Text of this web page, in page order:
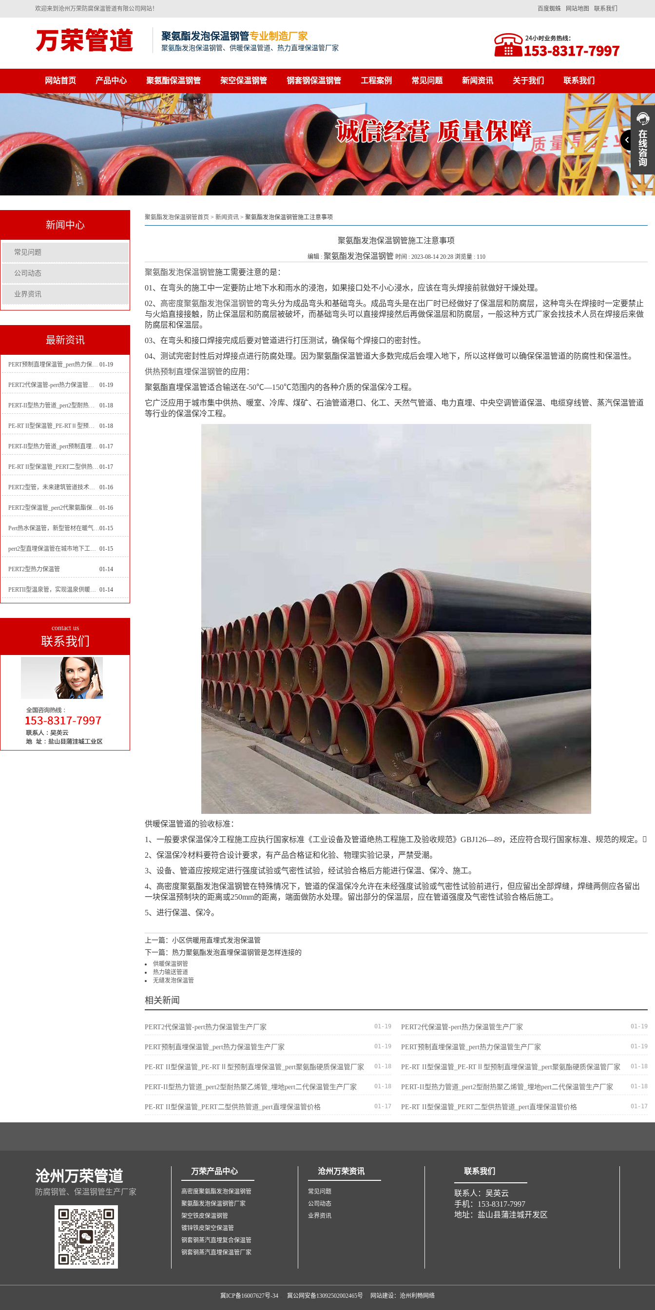
欢迎来到沧州万荣防腐保温管道有限公司网站！ 联系我们
网站地图
百度蜘蛛
聚氨酯发泡保温钢管专业制造厂家
聚氨酯发泡保温钢管、供暖保温管道、热力直埋保温管厂家
网站首页 产品中心 聚氨酯保温钢管 架空保温钢管 钢套钢保温钢管 工程案例 常见问题 新闻资讯 关于我们 联系我们
新闻中心
常见问题
公司动态
业界资讯
最新资讯
PERT预制直埋保温管_pert热力保温管生产厂家 01-19
PERT2代保温管-pert热力保温管生产厂家 01-19
PERT-II型热力管道_pert2型耐热聚乙烯管_埋地pert二代保温管生产厂家 01-18
PE-RT II型保温管_PE-RTⅡ型预制直埋保温管_pert聚氨酯硬质保温管厂家 01-18
PERT-II型热力管道_pert预制直埋保温管生产厂家 01-17
PE-RT II型保温管_PERT二型供热管道_pert直埋保温管价格 01-17
PERT2型管，未来建筑管道技术的代表 01-16
PERT2型保温管_pert2代聚氨酯保温管道_排水供热pert二代保温管 01-16
Pert热水保温管，新型管材在暖气和热水系统中的应用01-15
pert2型直埋保温管在城市地下工程建设中的应用 01-15
PERT2型热力保温管 01-14
PERTII型温泉管，实现温泉供暖设备革新 01-14
contact us
联系我们
聚氨酯发泡保温钢管首页 > 新闻资讯 > 聚氨酯发泡保温钢管施工注意事项
聚氨酯发泡保温钢管施工注意事项
编辑 : 聚氨酯发泡保温钢管 时间 : 2023-08-14 20:28 浏览量 : 110
聚氨酯发泡保温钢管施工需要注意的是：
01、在弯头的施工中一定要防止地下水和雨水的浸泡，如果接口处不小心浸水，应该在弯头焊接前就做好干燥处理。
02、 高密度聚氨酯发泡保温钢管的弯头分为成品弯头和基础弯头。成品弯头是在出厂时已经做好了保温层和防腐层，这种弯头在焊接时一定要禁止
与火焰直接接触，防止保温层和防腐层被破坏，而基础弯头可以直接焊接然后再做保温层和防腐层，一般这种方式厂家会找技术人员在焊接后来做
防腐层和保温层。
03、在弯头和接口焊接完成后要对管道进行打压测试，确保每个焊接口的密封性。
04、测试完密封性后对焊接点进行防腐处理。因为聚氨酯保温管道大多数完成后会埋入地下，所以这样做可以确保保温管道的防腐性和保温性。
供热预制直埋保温钢管的应用：
聚氨酯直埋保温管适合输送在-50℃—150℃范围内的各种介质的保温保冷工程。
它广泛应用于城市集中供热、暖室、冷库、煤矿、石油管道港口、化工、天然气管道、电力直埋、中央空调管道保温、电缆穿线管、蒸汽保温管道
等行业的保温保冷工程。
供暖保温管道的验收标准：
1、一般要求保温保冷工程施工应执行国家标准《工业设备及管道绝热工程施工及验收规范》GBJ126—89，还应符合现行国家标准、规范的规定。
2、保温保冷材料要符合设计要求，有产品合格证和化验、物理实验记录，严禁受潮。
3、设备、管道应按规定进行强度试验或气密性试验，经试验合格后方能进行保温、保冷、施工。
4、高密度聚氨酯发泡保温钢管在特殊情况下，管道的保温保冷允许在未经强度试验或气密性试验前进行，但应留出全部焊缝，焊缝两侧应各留出
一块保温预制块的距离或250mm的距离，端面做防水处理。留出部分的保温层，应在管道强度及气密性试验合格后施工。
5、进行保温、保冷。
上一篇：小区供暖用直埋式发泡保温管
下一篇：热力聚氨酯发泡直埋保温钢管是怎样连接的
供暖保温钢管
热力输送管道
无缝发泡保温管
相关新闻
PERT2代保温管-pert热力保温管生产厂家 01-19 PERT2代保温管-pert热力保温管生产厂家 01-19
PERT预制直埋保温管_pert热力保温管生产厂家 01-19 PERT预制直埋保温管_pert热力保温管生产厂家 01-19
PE-RT II型保温管_PE-RTⅡ型预制直埋保温管_pert聚氨酯硬质保温管厂家 01-18 PE-RT II型保温管_PE-RTⅡ型预制直埋保温管_pert聚氨酯硬质保温管厂家 01-18
PERT-II型热力管道_pert2型耐热聚乙烯管_埋地pert二代保温管生产厂家 01-18 PERT-II型热力管道_pert2型耐热聚乙烯管_埋地pert二代保温管生产厂家 01-18
PE-RT II型保温管_PERT二型供热管道_pert直埋保温管价格 01-17 PE-RT II型保温管_PERT二型供热管道_pert直埋保温管价格 01-17
沧州万荣管道
防腐钢管、保温钢管生产厂家
万荣产品中心
高密度聚氨酯发泡保温钢管
聚氨酯发泡保温钢管厂家
架空铁皮保温钢管
镀锌铁皮架空保温管
钢套钢蒸汽直埋复合保温管
钢套钢蒸汽直埋保温管厂家
沧州万荣资讯
常见问题
公司动态
业界资讯
联系我们
联系人：吴英云
手机：153-8317-7997
地址：盐山县蒲洼城开发区
冀ICP备16007627号-34 冀公网安备13092502002465号 网站建设：沧州利畅网络